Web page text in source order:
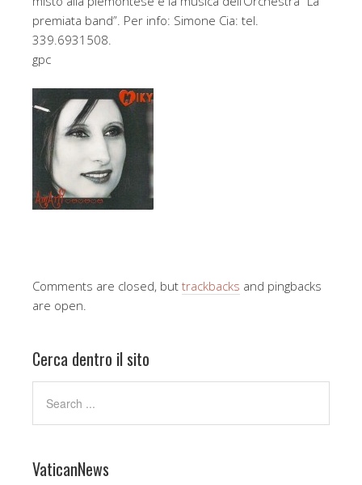
premiata band”. Per info: Simone Cia: tel.
339.6931508.
gpc
Comments are closed, but trackbacks and pingbacks
are open.
Cerca dentro il sito
VaticanNews